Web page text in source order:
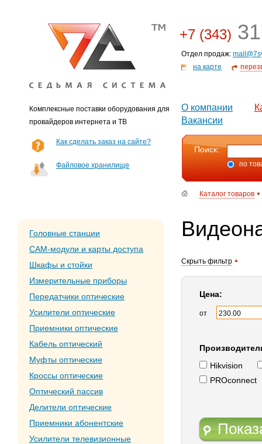
Комплексные поставки оборудования для
провайдеров интернета и ТВ
+7 (343)
Отдел продаж:
на карте
О компании
Вакансии
Как сделать заказ на сайте?
Файловое хранилище
Поиск:
по
Каталог товаров
Головные станции
CAM-модули и карты доступа
Шкафы и стойки
Измерительные приборы
Передатчики оптические
Усилители оптические
Приемники оптические
Кабель оптический
Муфты оптические
Кроссы оптические
Оптический пассив
Делители оптические
Приемники абонентские
Усилители телевизионные
Скрыть фильтр
Цена:
от
Hikvision
PROconnect